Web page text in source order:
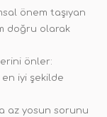
önem taşıyan
doğru olarak
önler:
iyi şekilde
az yosun sorunu